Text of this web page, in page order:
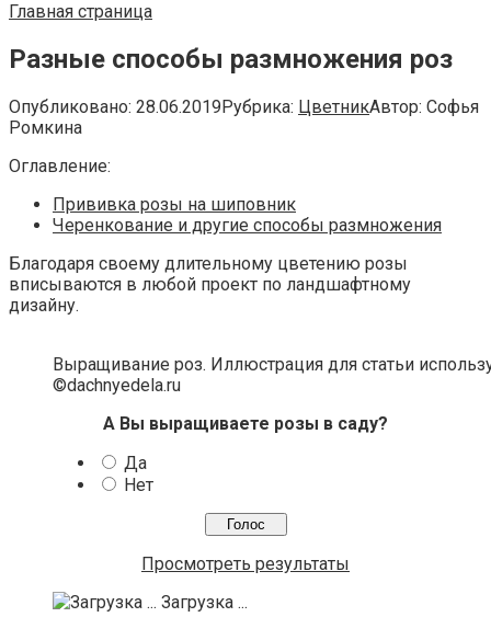
Главная страница
Разные способы размножения роз
Опубликовано: 28.06.2019Рубрика: ЦветникАвтор: Софья
Ромкина
Оглавление:
Прививка розы на шиповник
Черенкование и другие способы размножения
Благодаря своему длительному цветению розы
вписываются в любой проект по ландшафтному
дизайну.
Выращивание роз. Иллюстрация для статьи
©dachnyedela.ru
А Вы выращиваете розы в саду?
Да
Нет
Просмотреть результаты
Загрузка ...